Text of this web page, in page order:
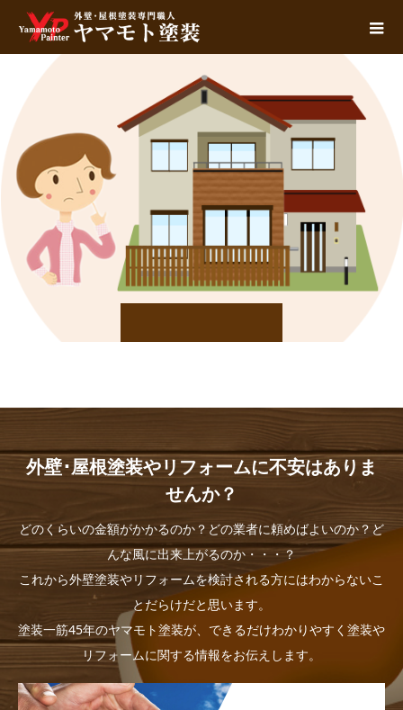
外壁･屋根塗装やリフォームに不安はありま
せんか？
どのくらいの金額がかかるのか？どの業者に頼めばよいのか？ど
んな風に出来上がるのか・・・？
これから外壁塗装やリフォームを検討される方にはわからないこ
とだらけだと思います。
塗装一筋45年のヤマモト塗装が、できるだけわかりやすく塗装や
リフォームに関する情報をお伝えします。